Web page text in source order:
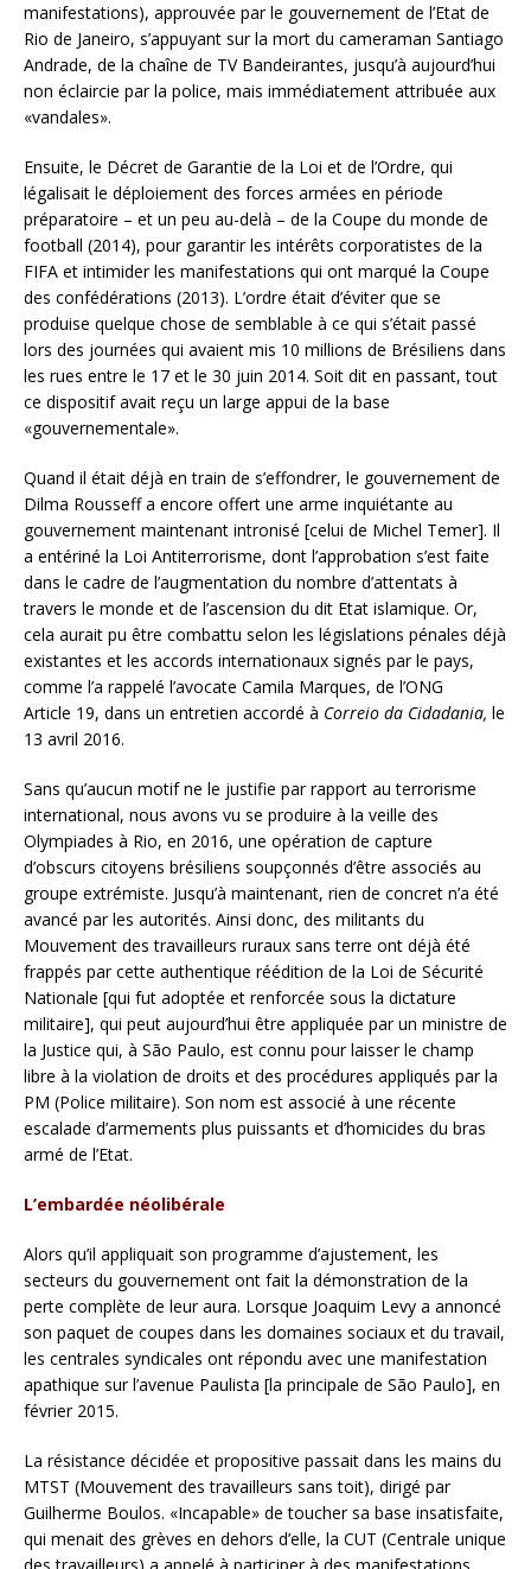
manifestations), approuvée par le gouvernement de l’Etat de
Rio de Janeiro, s’appuyant sur la mort du cameraman Santiago
Andrade, de la chaîne de TV Bandeirantes, jusqu’à aujourd’hui
non éclaircie par la police, mais immédiatement attribuée aux
«vandales».
Ensuite, le Décret de Garantie de la Loi et de l’Ordre, qui
légalisait le déploiement des forces armées en période
préparatoire – et un peu au-delà – de la Coupe du monde de
football (2014), pour garantir les intérêts corporatistes de la
FIFA et intimider les manifestations qui ont marqué la Coupe
des confédérations (2013). L’ordre était d’éviter que se
produise quelque chose de semblable à ce qui s’était passé
lors des journées qui avaient mis 10 millions de Brésiliens dans
les rues entre le 17 et le 30 juin 2014. Soit dit en passant, tout
ce dispositif avait reçu un large appui de la base
«gouvernementale».
Quand il était déjà en train de s’effondrer, le gouvernement de
Dilma Rousseff a encore offert une arme inquiétante au
gouvernement maintenant intronisé [celui de Michel Temer]. Il
a entériné la Loi Antiterrorisme, dont l’approbation s’est faite
dans le cadre de l’augmentation du nombre d’attentats à
travers le monde et de l’ascension du dit Etat islamique. Or,
cela aurait pu être combattu selon les législations pénales déjà
existantes et les accords internationaux signés par le pays,
comme l’a rappelé l’avocate Camila Marques, de l’ONG
Article 19, dans un entretien accordé à Correio da Cidadania, le
13 avril 2016.
Sans qu’aucun motif ne le justifie par rapport au terrorisme
international, nous avons vu se produire à la veille des
Olympiades à Rio, en 2016, une opération de capture
d’obscurs citoyens brésiliens soupçonnés d’être associés au
groupe extrémiste. Jusqu’à maintenant, rien de concret n’a été
avancé par les autorités. Ainsi donc, des militants du
Mouvement des travailleurs ruraux sans terre ont déjà été
frappés par cette authentique réédition de la Loi de Sécurité
Nationale [qui fut adoptée et renforcée sous la dictature
militaire], qui peut aujourd’hui être appliquée par un ministre de
la Justice qui, à São Paulo, est connu pour laisser le champ
libre à la violation de droits et des procédures appliqués par la
PM (Police militaire). Son nom est associé à une récente
escalade d’armements plus puissants et d’homicides du bras
armé de l’Etat.
L’embardée néolibérale
Alors qu’il appliquait son programme d’ajustement, les
secteurs du gouvernement ont fait la démonstration de la
perte complète de leur aura. Lorsque Joaquim Levy a annoncé
son paquet de coupes dans les domaines sociaux et du travail,
les centrales syndicales ont répondu avec une manifestation
apathique sur l’avenue Paulista [la principale de São Paulo], en
février 2015.
La résistance décidée et propositive passait dans les mains du
MTST (Mouvement des travailleurs sans toit), dirigé par
Guilherme Boulos. «Incapable» de toucher sa base insatisfaite,
qui menait des grèves en dehors d’elle, la CUT (Centrale unique